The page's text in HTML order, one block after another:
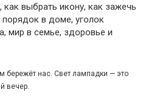
выбрать икону, как зажечь
в доме, уголок
мир в семье, здоровье и
нас. Свет лампадки — это
вечер.